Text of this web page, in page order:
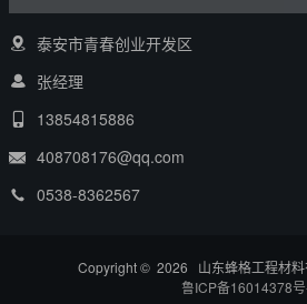
泰安市青春创业开发区
张经理
13854815886
408708176@qq.com
0538-8362567
Copyright © 2026 山东蜂格工程材
鲁ICP备16014378